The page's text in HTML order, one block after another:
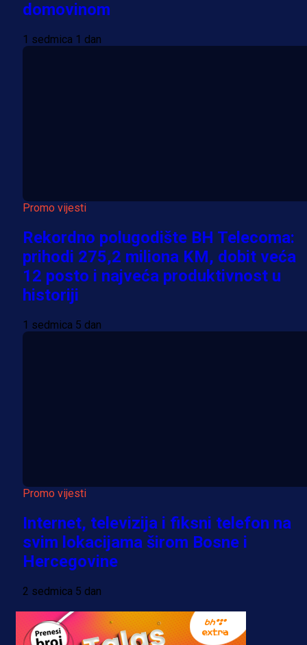
domovinom
1 sedmica 1 dan
Promo vijesti
Rekordno polugodište BH Telecoma:
prihodi 275,2 miliona KM, dobit veća
12 posto i najveća produktivnost u
historiji
1 sedmica 5 dan
Promo vijesti
Internet, televizija i fiksni telefon na
svim lokacijama širom Bosne i
Hercegovine
2 sedmica 5 dan